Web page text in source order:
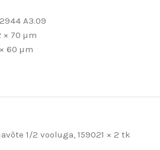
A3.09
× 70 µm
60 µm
1/2 vooluga, 159021 × 2 tk